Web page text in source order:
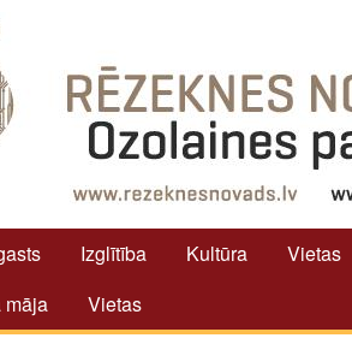
Izglītība Kultūra
Vietas
māja Vietas